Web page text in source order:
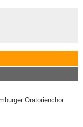
Oratorienchor